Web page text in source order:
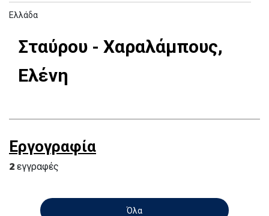
Ελλάδα
Σταύρου - Χαραλάμπους,
Ελένη
Εργογραφία
2 εγγραφές
Όλα